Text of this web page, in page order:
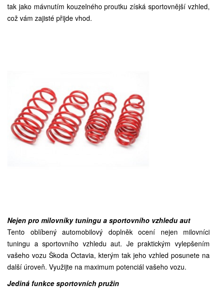
tak jako mávnutím kouzelného proutku získá sportovnější vzhled,
což vám zajisté přijde vhod.
Nejen pro milovníky tuningu a sportovního vzhledu aut
Tento oblíbený automobilový doplněk ocení nejen milovníci
tuningu a sportovního vzhledu aut. Je praktickým vylepšením
vašeho vozu Škoda Octavia, kterým tak jeho vzhled posunete na
další úroveň. Využijte na maximum potenciál vašeho vozu.
Jediná funkce sportovních pružin